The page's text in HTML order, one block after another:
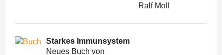
Ralf Moll
Starkes Immunsystem
Neues Buch von